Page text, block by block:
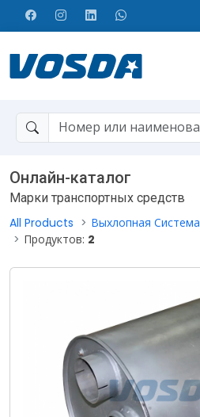
Онлайн-каталог
Марки транспортных средств
All Products Выхлопная Система
Продуктов: 2